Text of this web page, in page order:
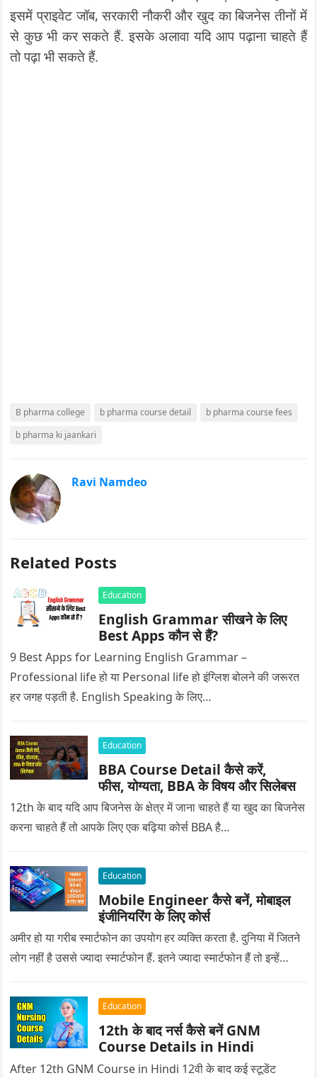
इसमें प्राइवेट जॉब, सरकारी नौकरी और खुद का बिजनेस तीनों में
से कुछ भी कर सकते हैं. इसके अलावा यदि आप पढ़ाना चाहते हैं
तो पढ़ा भी सकते हैं.
B pharma college b pharma course detail
b pharma course fees
b pharma ki jaankari
Ravi Namdeo
Related Posts
Education
English Grammar सीखने के लिए
Best Apps कौन से हैं?
9 Best Apps for Learning English Grammar –
Professional life हो या Personal life हो इंग्लिश बोलने की जरूरत
हर जगह पड़ती है. English Speaking के लिए…
Education
BBA Course Detail कैसे करें,
फीस, योग्यता, BBA के विषय और सिलेबस
12th के बाद यदि आप बिजनेस के क्षेत्र में जाना चाहते हैं या खुद का बिजनेस
करना चाहते हैं तो आपके लिए एक बढ़िया कोर्स BBA है…
Education
Mobile Engineer कैसे बनें, मोबाइल
इंजीनियरिंग के लिए कोर्स
अमीर हो या गरीब स्मार्टफोन का उपयोग हर व्यक्ति करता है. दुनिया में जितने
लोग नहीं है उससे ज्यादा स्मार्टफोन हैं. इतने ज्यादा स्मार्टफोन हैं तो इन्हें…
Education
12th के बाद नर्स कैसे बनें GNM
Course Details in Hindi
After 12th GNM Course in Hindi 12वी के बाद कई स्टूडेंट